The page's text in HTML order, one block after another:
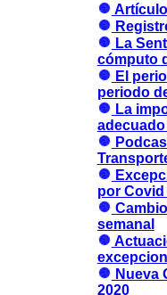
Artículo
La
cómputo
El
periodo
La
por
semanal
Nueva
2020